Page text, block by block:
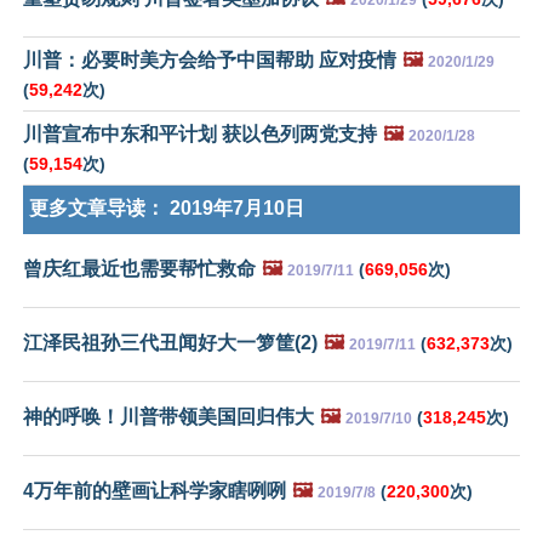
川普：必要时美方会给予中国帮助 应对疫情 🖼️ 2020/1/29
(59,242次)
川普宣布中东和平计划 获以色列两党支持 🖼️ 2020/1/28
(59,154次)
更多文章导读： 2019年7月10日
曾庆红最近也需要帮忙救命 🖼️ 2019/7/11 (669,056次)
江泽民祖孙三代丑闻好大一箩筐(2) 🖼️ 2019/7/11 (632,373次)
神的呼唤！川普带领美国回归伟大 🖼️ 2019/7/10 (318,245次)
4万年前的壁画让科学家瞎咧咧 🖼️ 2019/7/8 (220,300次)